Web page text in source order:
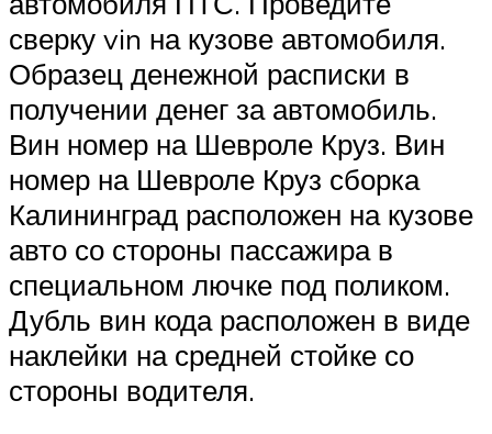
сверку vin на кузове автомобиля.
Образец денежной расписки в
получении денег за автомобиль.
Вин номер на Шевроле Круз. Вин
номер на Шевроле Круз сборка
Калининград расположен на кузове
авто со стороны пассажира в
специальном лючке под поликом.
Дубль вин кода расположен в виде
наклейки на средней стойке со
стороны водителя.